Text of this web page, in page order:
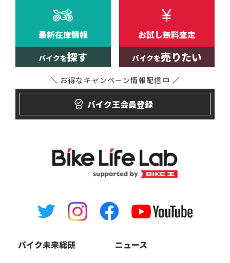
最新在庫情報
バイクを探す
お試し無料査定
バイクを売りたい
バイク王会員登録
お得なキャンペーン情報配信中
バイク未来総研
ニュース